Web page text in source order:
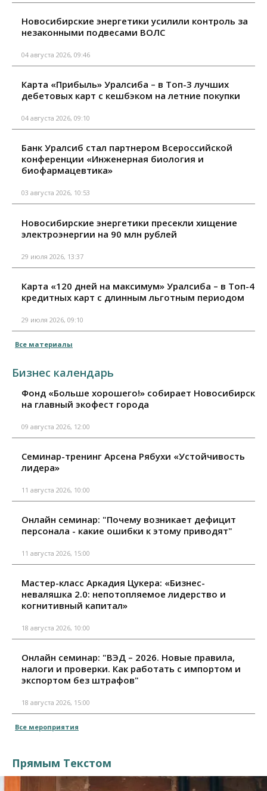
Новосибирские энергетики усилили контроль за
незаконными подвесами ВОЛС
04 августа 2026, 09:46
Карта «Прибыль» Уралсиба – в Топ-3 лучших
дебетовых карт с кешбэком на летние покупки
04 августа 2026, 09:10
Банк Уралсиб стал партнером Всероссийской
конференции «Инженерная биология и
биофармацевтика»
03 августа 2026, 10:53
Новосибирские энергетики пресекли хищение
электроэнергии на 90 млн рублей
29 июля 2026, 13:37
Карта «120 дней на максимум» Уралсиба – в Топ-4
кредитных карт с длинным льготным периодом
29 июля 2026, 09:10
Все материалы
Бизнес календарь
Фонд «Больше хорошего!» собирает Новосибирск
на главный экофест города
09 августа 2026, 12:00
Семинар-тренинг Арсена Рябухи «Устойчивость
лидера»
11 августа 2026, 10:00
Онлайн семинар: "Почему возникает дефицит
персонала - какие ошибки к этому приводят"
11 августа 2026, 15:00
Мастер-класс Аркадия Цукера: «Бизнес-
неваляшка 2.0: непотопляемое лидерство и
когнитивный капитал»
18 августа 2026, 10:00
Онлайн семинар: "ВЭД – 2026. Новые правила,
налоги и проверки. Как работать с импортом и
экспортом без штрафов"
18 августа 2026, 15:00
Все мероприятия
Прямым Текстом